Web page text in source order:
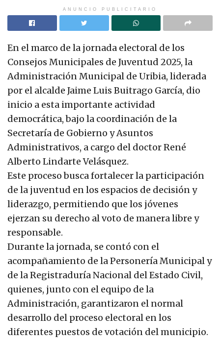
ANUNCIO PUBLICITARIO
En el marco de la jornada electoral de los
Consejos Municipales de Juventud 2025, la
Administración Municipal de Uribia, liderada
por el alcalde Jaime Luis Buitrago García, dio
inicio a esta importante actividad
democrática, bajo la coordinación de la
Secretaría de Gobierno y Asuntos
Administrativos, a cargo del doctor René
Alberto Lindarte Velásquez.
Este proceso busca fortalecer la participación
de la juventud en los espacios de decisión y
liderazgo, permitiendo que los jóvenes
ejerzan su derecho al voto de manera libre y
responsable.
Durante la jornada, se contó con el
acompañamiento de la Personería Municipal y
de la Registraduría Nacional del Estado Civil,
quienes, junto con el equipo de la
Administración, garantizaron el normal
desarrollo del proceso electoral en los
diferentes puestos de votación del municipio.